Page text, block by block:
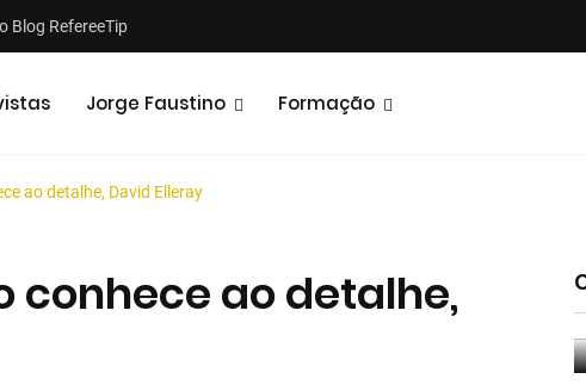
Blog RefereeTip
Jorge Faustino Formação
ao detalhe, David Elleray
conhece ao detalhe,